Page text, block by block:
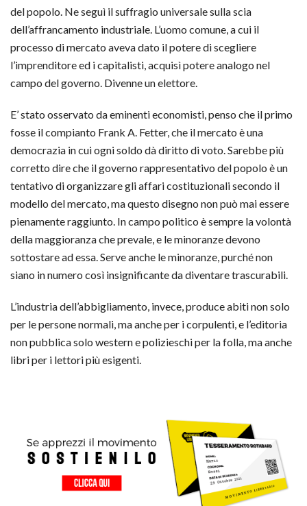
del popolo. Ne seguì il suffragio universale sulla scia
dell’affrancamento industriale. L’uomo comune, a cui il
processo di mercato aveva dato il potere di scegliere
l’imprenditore ed i capitalisti, acquisì potere analogo nel
campo del governo. Divenne un elettore.
E’ stato osservato da eminenti economisti, penso che il primo
fosse il compianto Frank A. Fetter, che il mercato è una
democrazia in cui ogni soldo dà diritto di voto. Sarebbe più
corretto dire che il governo rappresentativo del popolo è un
tentativo di organizzare gli affari costituzionali secondo il
modello del mercato, ma questo disegno non può mai essere
pienamente raggiunto. In campo politico è sempre la volontà
della maggioranza che prevale, e le minoranze devono
sottostare ad essa. Serve anche le minoranze, purché non
siano in numero così insignificante da diventare trascurabili.
L’industria dell’abbigliamento, invece, produce abiti non solo
per le persone normali, ma anche per i corpulenti, e l’editoria
non pubblica solo western e polizieschi per la folla, ma anche
libri per i lettori più esigenti.